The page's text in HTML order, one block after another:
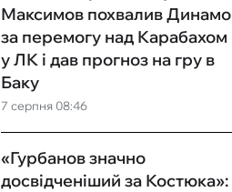
7 серпня 08:46
Максимов похвалив Динамо
за перемогу над Карабахом
у ЛК і дав прогноз на гру в
Баку
«Гурбанов значно
досвідченіший за Костюка»: